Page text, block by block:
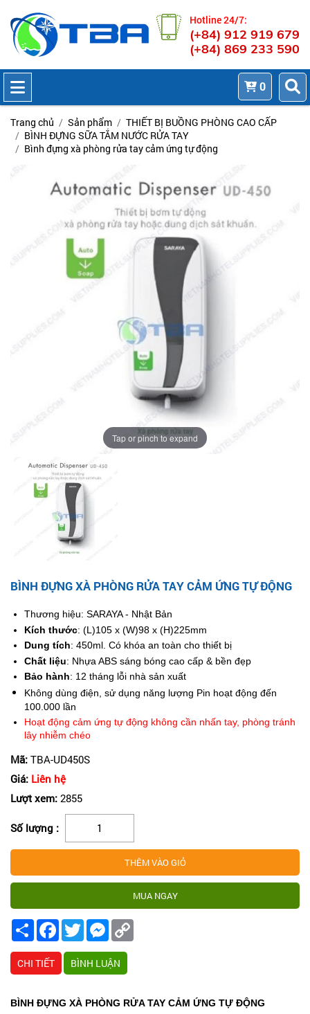
Hotline 24/7:
(+84) 912 919 679
(+84) 869 233 590
0
Trang chủ Sản phẩm
THIẾT BỊ BUỒNG PHÒNG CAO CẤP
BÌNH ĐỰNG SỮA TẮM NƯỚC RỬA TAY
Bình đựng xà phòng rửa tay cảm ứng tự động
Tap or pinch to expand
BÌNH ĐỰNG XÀ PHÒNG RỬA TAY CẢM ỨNG TỰ ĐỘNG
Thương hiệu: SARAYA - Nhật Bản
Kích thước: (L)105 x (W)98 x (H)225mm
Dung tích: 450ml. Có khóa an toàn cho thiết bị
Chất liệu: Nhựa ABS sáng bóng cao cấp & bền đẹp
Bảo hành: 12 tháng lỗi nhà sản xuất
Không dùng điện, sử dụng năng lượng Pin hoạt động đến
100.000 lần
Hoạt động cảm ứng tự động không cần nhấn tay, phòng tránh
lây nhiễm chéo
Mã: TBA-UD450S
Giá: Liên hệ
Lượt xem: 2855
Số lượng :
Share FacebookTwitterMessenger
CHI TIẾT BÌNH LUẬN
BÌNH ĐỰNG XÀ PHÒNG RỬA TAY CẢM ỨNG TỰ ĐỘNG